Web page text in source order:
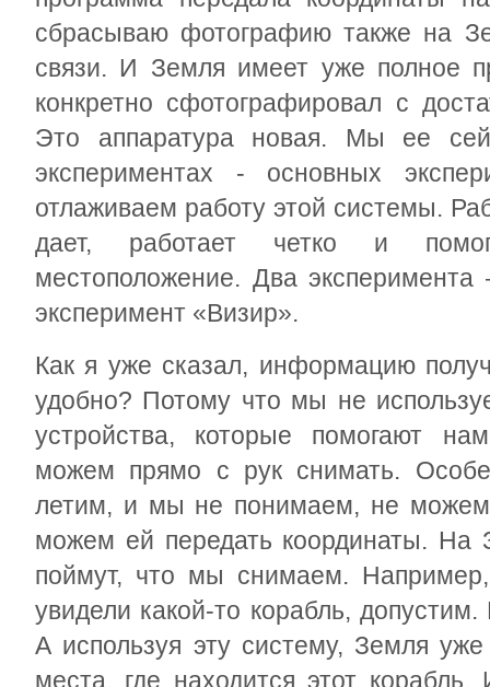
сбрасываю фотографию также на
связи. И Земля имеет уже полное
конкретно сфотографировал с
Это аппаратура новая. Мы ее
экспериментах - основных
отлаживаем работу этой системы.
дает, работает четко и
местоположение. Два
эксперимент «Визир».
Как я уже сказал, информацию
удобно? Потому что мы не
устройства, которые помогают
можем прямо с рук снимать.
летим, и мы не понимаем, не можем
можем ей передать координаты. На
поймут, что мы снимаем.
увидели какой-то корабль,
А используя эту систему, Земля
места, где находится этот